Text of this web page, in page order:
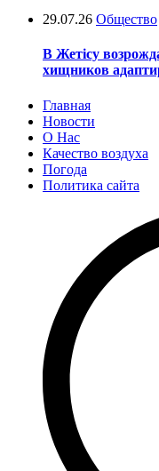
29.07.26 Общество
В Жетісу
хищников
Главная
Новости
О Нас
Качество воздуха
Погода
Политика сайта